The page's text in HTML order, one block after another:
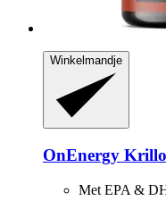
Winkelmandje
OnEnergy
Met EPA &